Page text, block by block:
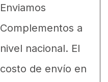
Enviamos
Complementos a
nivel nacional. El
costo de envío en